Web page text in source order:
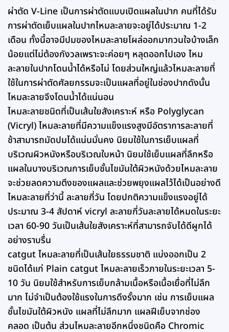
ผ่าตัด V-Line เป็นการผ่าตัดแบบเปิดแผลในปาก คนที่ได้รับ
การผ่าตัดเย็บแผลในปากไหมละลายจะอยู่ได้ประมาณ 1-2
เดือน ทั้งนี้อาจมีปมของไหมละลายโผล่ออกมากวนใจบ้างเล็ก
น้อยแต่ไม่ต้องกังวลเพราะจะค่อยๆ หลุดออกไปเอง ไหม
ละลายในปากโดนน้ำได้หรือไม่ โดยส่วนใหญ่แล้วไหมละลายที่
ใช้ในการผ่าตัดศัลยกรรมจะเป็นแผลที่อยู่ในช่องปากดังนั้น
ไหมละลายจึงโดนน้ำได้แน่นอน
ไหมละลายชนิดที่เป็นเส้นใยสังเคราะห์ หรือ Polyglycan
(Vicryl) ไหมละลายที่มีความแข็งแรงสูงมีอัตราการละลายที่
ช้าสามารถมัดปมได้แน่นมั่นคง นิยมใช้ในการเย็บแผลที่
บริเวณผิวหนังหรือบริเวณใบหน้า นิยมใช้เย็บแผลที่ลึกหรือ
แผลในบางบริเวณการเย็บชั้นไขมันใต้ผิวหนังด้วยไหมละลาย
จะช่วยลดความตึงของแผลและช่วยพยุงแผลไว้ได้เป็นอย่างดี
ไหมละลายที่ว่านี้ ละลายกี่วัน โดยปกติความแข็งแรงอยู่ได้
ประมาณ 3-4 สัปดาห์ vicryl ละลายกี่วันละลายได้หมดในระยะ
เวลา 60-90 วันเป็นเส้นใยสังเคราะห์ที่สามารถจับได้ดีผูกได้
อย่างราบรื่น
catgut ไหมละลายที่เป็นเส้นใยธรรมชาติ แบ่งออกเป็น 2
ชนิดได้แก่ Plain catgut ไหมละลายเร็วภายในระยะเวลา 5-
10 วัน นิยมใช้สำหรับการเย็บกล้ามเนื้อหรือเนื้อเยื่อที่ไม่ลึก
มาก ไม่จำเป็นต้องใช้แรงในการดึงรั้งมาก เช่น การเย็บแผล
ชั้นไขมันใต้ผิวหนัง แผลที่ไม่ลึกมาก แผลฝีเย็บจากช่อง
คลอด เป็นต้น ส่วนไหมละลายอีกหนึ่งชนิดคือ Chromic